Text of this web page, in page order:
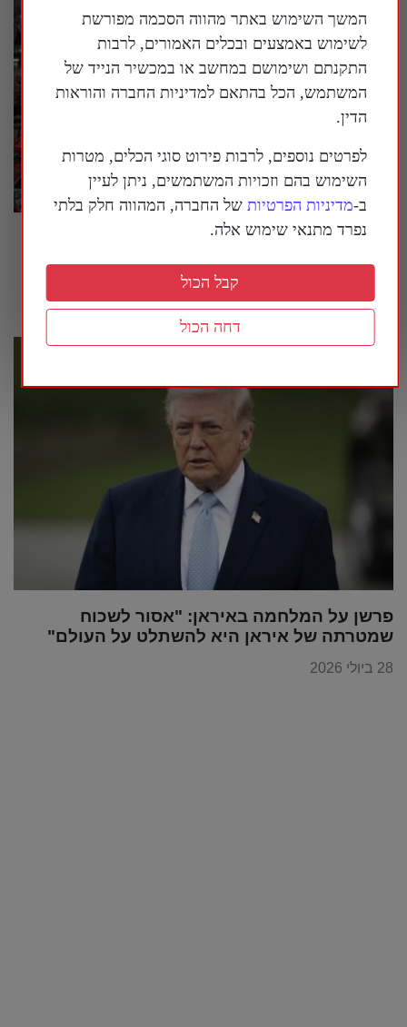
המשטר הסיני מנסה לחמש מחדש את איראן |
פרשן על המלחמה באיראן: "אסור לשכוח
שמטרתה של איראן היא להשתלט על העולם"
28 ביולי 2026
המשך השימוש באתר מהווה הסכמה מפורשת
לשימוש באמצעים ובכלים האמורים, לרבות
התקנתם ושימושם במחשב או במכשיר הנייד של
המשתמש, הכל בהתאם למדיניות החברה והוראות
הדין.
לפרטים נוספים, לרבות פירוט סוגי הכלים, מטרות
השימוש בהם וזכויות המשתמשים, ניתן לעיין
ב-מדיניות הפרטיות של החברה, המהווה חלק בלתי
נפרד מתנאי שימוש אלה.
דחה הכול
קבל הכול